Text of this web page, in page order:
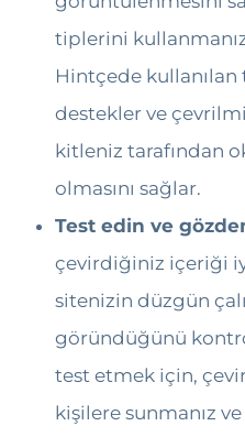
tiplerini
Hintçede
destekler ve
kitleniz tarafından
olmasını sağlar.
Test edin ve
çevirdiğiniz içeriği
sitenizin düzgün
göründüğünü
test etmek için,
kişilere sunmanız